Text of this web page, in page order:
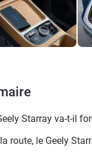
Starray va-t-il
route, le Geely